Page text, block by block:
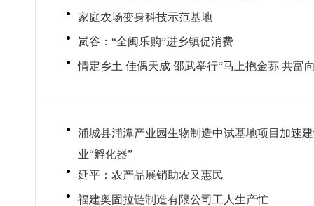
家庭农场变身科技示范基地
岚谷：“全闽乐购”进乡镇促消费
情定乡土 佳偶天成 邵武举行“马上抱金荪 共富
浦城县浦潭产业园生物制造中试基地项目加速
业“孵化器”
延平：农产品展销助农又惠民
福建奥固拉链制造有限公司工人生产忙